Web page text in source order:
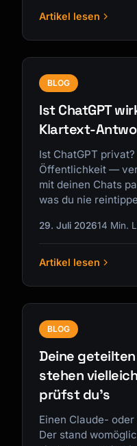
Artikel lesen
BLOG
Ist ChatGPT
Klartext-
Ist ChatGPT
Öffentlichkeit —
mit deinen Chats
was du nie
29. Juli 202614 Min.
Artikel lesen
BLOG
Deine
stehen
prüfst du's
Einen Claude-
Der stand